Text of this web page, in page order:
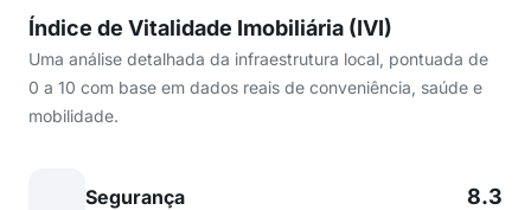
Índice de Vitalidade Imobiliária (IVI)
Uma análise detalhada da infraestrutura local, pontuada de
0 a 10 com base em dados reais de conveniência, saúde e
mobilidade.
Segurança 8.3